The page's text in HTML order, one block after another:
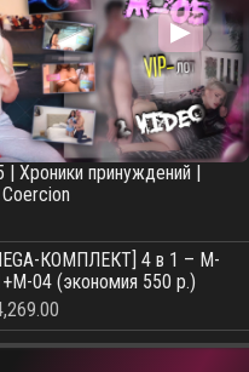
▶
Хроники принуждений |
КОМПЛЕКТ] 4 в 1 – M-
04 (экономия 550 р.)